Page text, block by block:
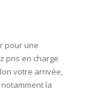
pour une
pris en charge
votre arrivée,
la